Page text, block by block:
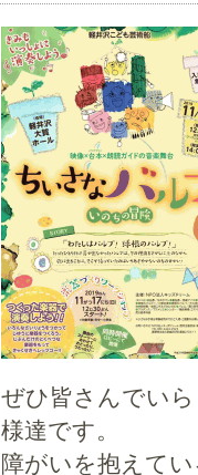
ぜひ皆さんでい
様達です。
障がいを抱えて